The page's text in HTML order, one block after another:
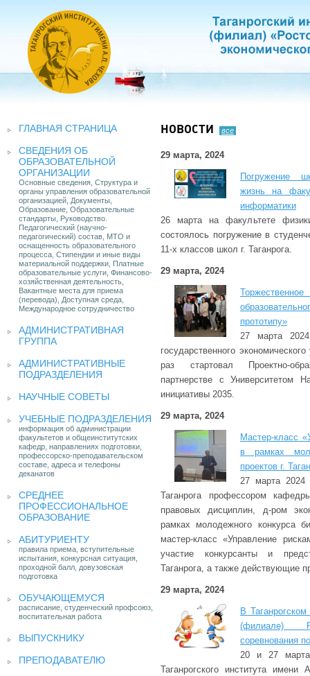
ГЛАВНАЯ СТРАНИЦА
СВЕДЕНИЯ ОБ
ОБРАЗОВАТЕЛЬНОЙ
ОРГАНИЗАЦИИ
Основные сведения, Структура и
органы управления образовательной
организацией, Документы,
Образование, Образовательные
стандарты, Руководство.
Педагогический (научно-
педагогический) состав, МТО и
оснащенность образовательного
процесса, Стипендии и иные виды
материальной поддержки, Платные
образовательные услуги, Финансово-
хозяйственная деятельность,
Вакантные места для приема
(перевода), Доступная среда,
Международное сотрудничество
АДМИНИСТРАТИВНАЯ
ГРУППА
АДМИНИСТРАТИВНЫЕ
ПОДРАЗДЕЛЕНИЯ
НАУЧНЫЕ СОВЕТЫ
УЧЕБНЫЕ ПОДРАЗДЕЛЕНИЯ
информация об администрации
факультетов и общеинститутских
кафедр, направлениях подготовки,
профессорско-преподавательском
составе, адреса и телефоны
деканатов
СРЕДНЕЕ
ПРОФЕССИОНАЛЬНОЕ
ОБРАЗОВАНИЕ
АБИТУРИЕНТУ
правила приема, вступительные
испытания, конкурсная ситуация,
проходной балл, довузовская
подготовка
ОБУЧАЮЩЕМУСЯ
расписание, студенческий профсоюз,
воспитательная работа
ВЫПУСКНИКУ
ПРЕПОДАВАТЕЛЮ
НОВОСТИ все
29 марта, 2024
Погружение
жизнь на
информатики
26 марта на факультете
состоялось погружение в
11-х классов школ г. Таганрога.
29 марта, 2024
прототипу»
27 марта
государственного
раз стартовал Проектно-
партнерстве с Университетом
инициативы 2035.
29 марта, 2024
Мастер-класс
в рамках
проектов г.
27 марта 2024
Таганрога профессором
правовых дисциплин, д-ром
рамках молодежного конкурса
мастер-класс «Управление
участие конкурсанты и
Таганрога, а также действующие
29 марта, 2024
В
(филиале)
соревнования
20 и 27
Таганрогского института